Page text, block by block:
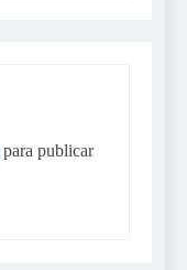
para publicar